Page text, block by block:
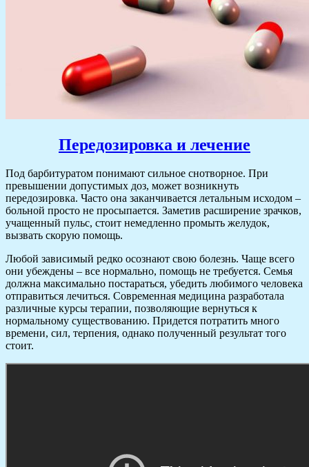
Передозировка и лечение
Под барбитуратом понимают сильное снотворное. При
превышении допустимых доз, может возникнуть
передозировка. Часто она заканчивается летальным исходом –
больной просто не просыпается. Заметив расширение зрачков,
учащенный пульс, стоит немедленно промыть желудок,
вызвать скорую помощь.
Любой зависимый редко осознают свою болезнь. Чаще всего
они убеждены – все нормально, помощь не требуется. Семья
должна максимально постараться, убедить любимого человека
отправиться лечиться. Современная медицина разработала
различные курсы терапии, позволяющие вернуться к
нормальному существованию. Придется потратить много
времени, сил, терпения, однако полученный результат того
стоит.